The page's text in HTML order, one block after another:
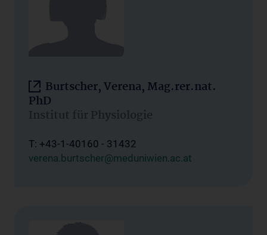
Burtscher, Verena, Mag.rer.nat.
PhD
Institut für Physiologie
T: +43-1-40160 - 31432
verena.burtscher@meduniwien.ac.at